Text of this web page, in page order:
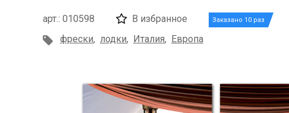
арт.: 010598 В избранное Заказано 10 раз
фрески, лодки, Италия, Европа